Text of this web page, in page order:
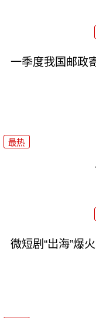
一季度我国邮政
最热
微短剧“出海”爆